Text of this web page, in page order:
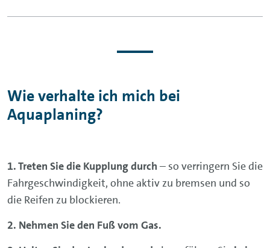
Wie verhalte ich mich bei
Aquaplaning?
Treten Sie die Kupplung durch – so verringern Sie die
Fahrgeschwindigkeit, ohne aktiv zu bremsen und so
die Reifen zu blockieren.
Nehmen Sie den Fuß vom Gas.